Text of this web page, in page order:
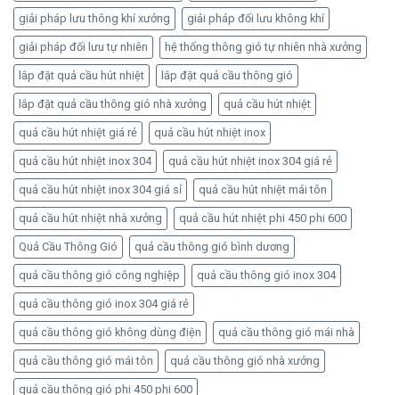
giải pháp lưu thông khí xưởng giải pháp đối lưu không khí
giải pháp đối lưu tự nhiên hệ thống thông gió tự nhiên nhà xưởng
lắp đặt quả cầu hút nhiệt lắp đặt quả cầu thông gió
lắp đặt quả cầu thông gió nhà xưởng quả cầu hút nhiệt
quả cầu hút nhiệt giá rẻ quả cầu hút nhiệt inox
quả cầu hút nhiệt inox 304 quả cầu hút nhiệt inox 304 giá rẻ
quả cầu hút nhiệt inox 304 giá sỉ quả cầu hút nhiệt mái tôn
quả cầu hút nhiệt nhà xưởng quả cầu hút nhiệt phi 450 phi 600
Quả Cầu Thông Gió quả cầu thông gió bình dương
quả cầu thông gió công nghiệp quả cầu thông gió inox 304
quả cầu thông gió inox 304 giá rẻ
quả cầu thông gió không dùng điện quả cầu thông gió mái nhà
quả cầu thông gió mái tôn quả cầu thông gió nhà xưởng
quả cầu thông gió phi 450 phi 600